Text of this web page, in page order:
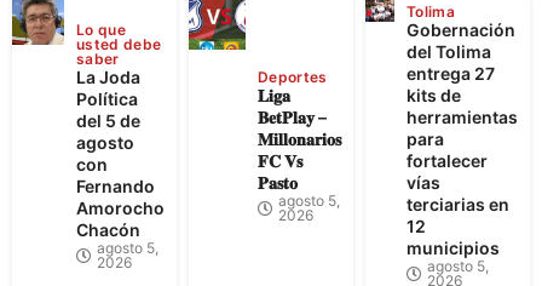
Lo que
usted debe
saber
La Joda
Política
del 5 de
agosto
con
Fernando
Amorocho
Chacón
agosto 5,
2026
Deportes
𝐋𝐢𝐠𝐚
𝐁𝐞𝐭𝐏𝐥𝐚𝐲 –
𝐌𝐢𝐥𝐥𝐨𝐧𝐚𝐫𝐢𝐨𝐬
𝐅𝐂 𝐕𝐬
𝐏𝐚𝐬𝐭𝐨
agosto 5,
2026
Tolima
Gobernación
del Tolima
entrega 27
kits de
herramientas
para
fortalecer
vías
terciarias en
12
municipios
agosto 5,
2026